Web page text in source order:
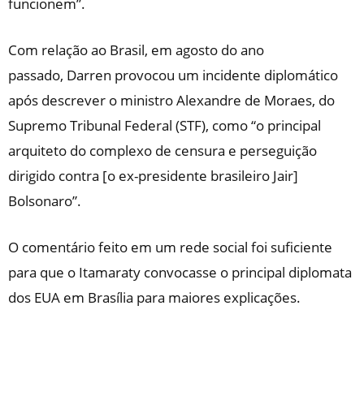
Com relação ao Brasil, em agosto do ano
passado, Darren provocou um incidente diplomático
após descrever o ministro Alexandre de Moraes, do
Supremo Tribunal Federal (STF), como “o principal
arquiteto do complexo de censura e perseguição
dirigido contra [o ex-presidente brasileiro Jair]
Bolsonaro”.
O comentário feito em um rede social foi suficiente
para que o Itamaraty convocasse o principal diplomata
dos EUA em Brasília para maiores explicações.